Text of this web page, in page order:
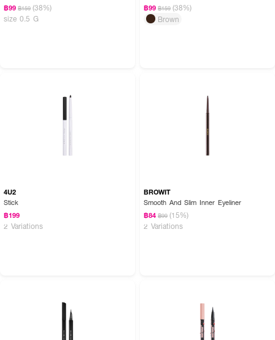
฿99 ฿159 (38%)
size 0.5 G
฿99 ฿159 (38%)
Brown
4U2
Stick
฿199
2 Variations
BROWIT
Smooth And Slim Inner Eyeliner
฿84 ฿99 (15%)
2 Variations